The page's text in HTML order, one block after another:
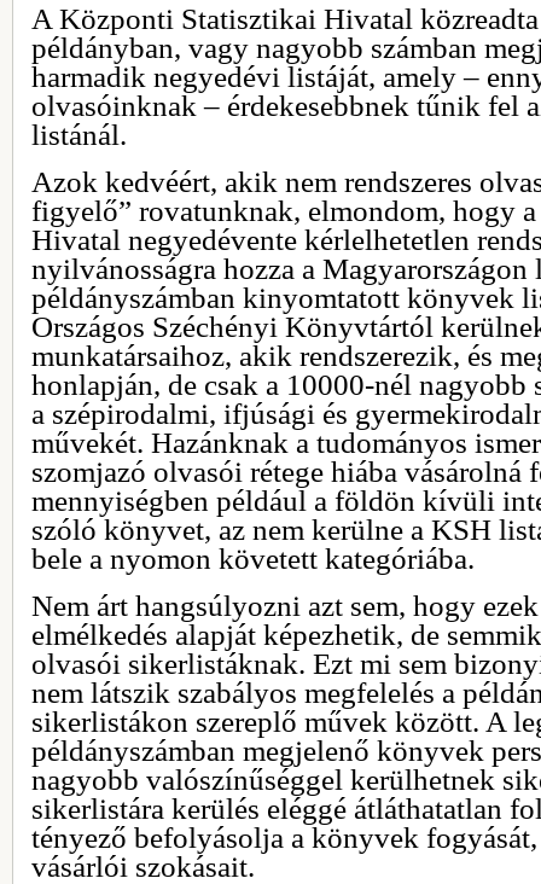
A Központi Statisztikai Hivatal
példányban, vagy nagyobb számban
harmadik negyedévi listáját, amely –
olvasóinknak – érdekesebbnek tűnik fel
listánál.
Azok kedvéért, akik nem rendszeres
figyelő” rovatunknak, elmondom, hogy
Hivatal negyedévente kérlelhetetlen
nyilvánosságra hozza a Magyarországon
példányszámban kinyomtatott könyvek
Országos Széchényi Könyvtártól
munkatársaihoz, akik rendszerezik, és
honlapján, de csak a 10000-nél nagyobb
a szépirodalmi, ifjúsági és
művekét. Hazánknak a tudományos
szomjazó olvasói rétege hiába vásárolná
mennyiségben például a földön kívüli
szóló könyvet, az nem kerülne a KSH
bele a nyomon követett kategóriába.
Nem árt hangsúlyozni azt sem, hogy
elmélkedés alapját képezhetik, de
olvasói sikerlistáknak. Ezt mi sem
nem látszik szabályos megfelelés a
sikerlistákon szereplő művek között. A
példányszámban megjelenő könyvek
nagyobb valószínűséggel kerülhetnek
sikerlistára kerülés eléggé átláthatatlan
tényező befolyásolja a könyvek
vásárlói szokásait.